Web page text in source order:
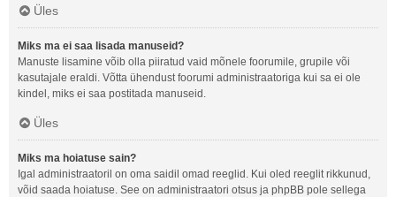
Üles
Miks ma ei saa lisada manuseid?
Manuste lisamine võib olla piiratud vaid mõnele foorumile, grupile või
kasutajale eraldi. Võtta ühendust foorumi administraatoriga kui sa ei ole
kindel, miks ei saa postitada manuseid.
Üles
Miks ma hoiatuse sain?
Igal administraatoril on oma saidil omad reeglid. Kui oled reeglit rikkunud,
võid saada hoiatuse. See on administraatori otsus ja phpBB pole sellega